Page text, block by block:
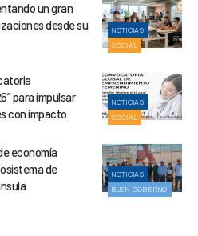
NOTICIAS
SOCIAL
un gran
desde su
NOTICIAS
SOCIAL
para impulsar
con impacto
NOTICIAS
BUEN GOBIERNO
economía
de